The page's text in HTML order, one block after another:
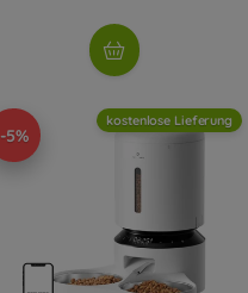
-5%
kostenlose Lieferung